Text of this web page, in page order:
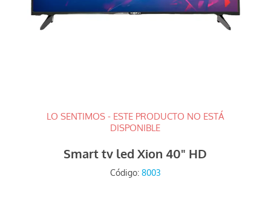
LO SENTIMOS - ESTE PRODUCTO NO ESTÁ
DISPONIBLE
Smart tv led Xion 40" HD
Código: 8003